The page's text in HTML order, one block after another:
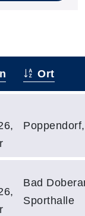
Ort
Bad
Sporthalle